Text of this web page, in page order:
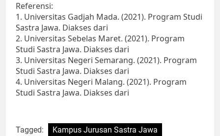
Referensi:
1. Universitas Gadjah Mada. (2021). Program Studi
Sastra Jawa. Diakses dari
2. Universitas Sebelas Maret. (2021). Program
Studi Sastra Jawa. Diakses dari
3. Universitas Negeri Semarang. (2021). Program
Studi Sastra Jawa. Diakses dari
4. Universitas Negeri Malang. (2021). Program
Studi Sastra Jawa. Diakses dari
Tagged: Kampus Jurusan Sastra Jawa